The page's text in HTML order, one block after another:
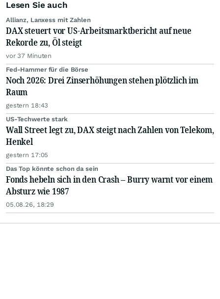
Lesen Sie auch
Allianz, Lanxess mit Zahlen
DAX steuert vor US-Arbeitsmarktbericht auf neue
Rekorde zu, Öl steigt
vor 37 Minuten
Fed-Hammer für die Börse
Noch 2026: Drei Zinserhöhungen stehen plötzlich im
Raum
gestern 18:43
US-Techwerte stark
Wall Street legt zu, DAX steigt nach Zahlen von Telekom,
Henkel
gestern 17:05
Das Top könnte schon da sein
Fonds hebeln sich in den Crash – Burry warnt vor einem
Absturz wie 1987
05.08.26, 18:29